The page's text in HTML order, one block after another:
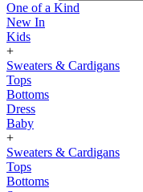
One of a Kind
New In
Kids
+
Sweaters & Cardigans
Tops
Bottoms
Dress
Baby
+
Sweaters & Cardigans
Tops
Bottoms